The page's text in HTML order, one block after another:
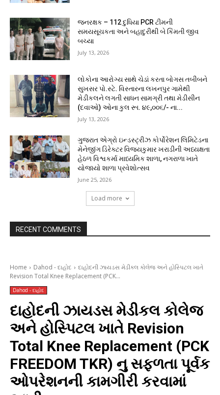
જનરક્ષક – 112 દુધિયા PCR ટીમની
સમયસૂચકતા અને બહાદુરીથી બે કિંમતી જીવ
બચ્યા
July 13, 2026
લોકોના આરોગ્ય સાથે ચેડાં કરતા બોગસ તબીબને
સુખસર પો.સ્ટે. વિસ્તારના લખનપુર ગામેથી
મેડીકલને લગતી સાધન સામગ્રી તથા મેડીસીન
(દવાઓ) ઓના કુલ રૂા. ૪૯,૦૦૬/- ના...
July 13, 2026
ગુજરાત એગ્રો ઇન્ડસ્ટ્રીઝ કોર્પોરેશન લિમિટેડના
મેનેજીંગ ડિરેક્ટર વિજયકુમાર ખરાડીની અધ્યક્ષતા
હેઠળ વિશ્વકર્મા માધ્યમિક શાળા, નગરાળા ખાતે
યોજાયો શાળા પ્રવેશોત્સવ
June 25, 2026
Load more
RECENT COMMENTS